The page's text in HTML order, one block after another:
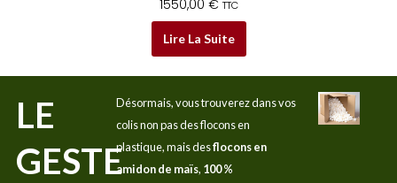
1550,00 € TTC
Lire La Suite
LE
GESTE
Désormais, vous trouverez dans vos
colis non pas des flocons en
plastique, mais desflocons en
amidon de maïs, 100 %